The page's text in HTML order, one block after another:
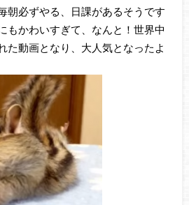
朝必ずやる、日課があるそうです
もかわいすぎて、なんと！世界中
た動画となり、大人気となったよ